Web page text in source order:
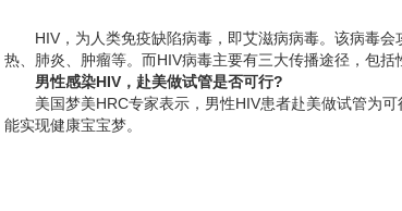
HIV，为人类免疫缺陷病毒，即艾滋病病毒。该病毒
热、肺炎、肿瘤等。而HIV病毒主要有三大传播途径，包
男性感染HIV，赴美做试管是否可行?
美国梦美HRC专家表示，男性HIV患者赴美做试管为
能实现健康宝宝梦。